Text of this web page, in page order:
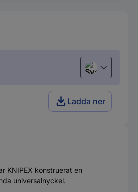
Svenska
Ladda ner
KNIPEX konstruerat en
universalnyckel.